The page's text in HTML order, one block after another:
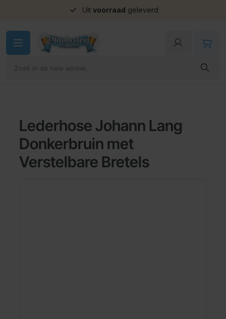
Uit voorraad geleverd
Lederhose Johann Lang
Donkerbruin met
Verstelbare Bretels